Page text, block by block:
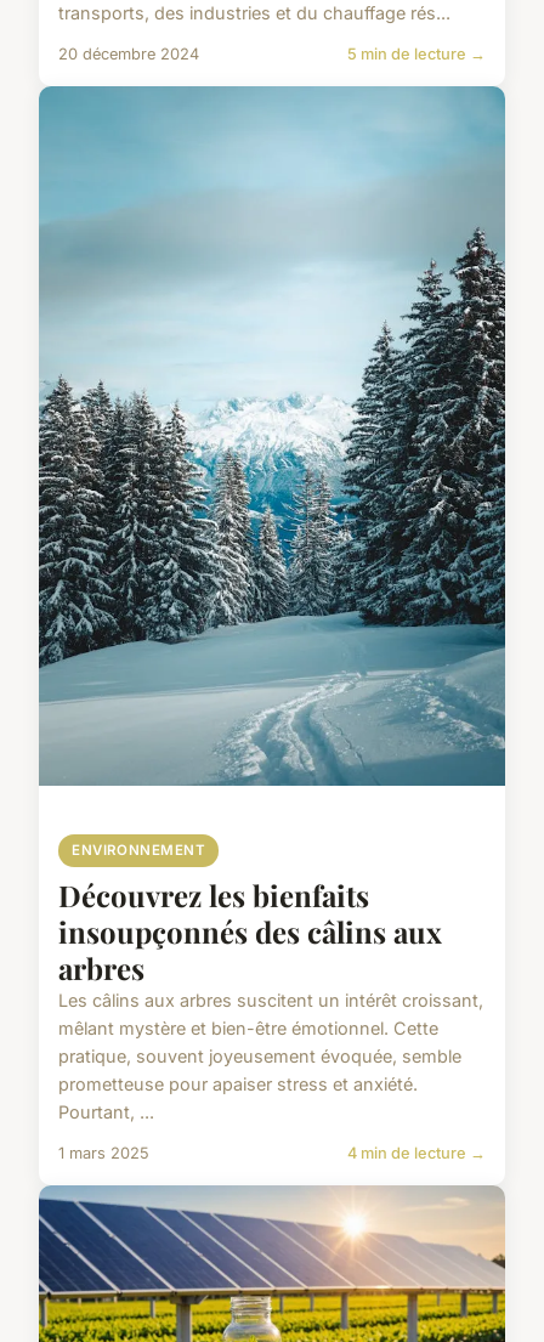
transports, des industries et du chauffage rés...
20 décembre 2024 5 min de lecture →
ENVIRONNEMENT
Découvrez les bienfaits
insoupçonnés des câlins aux
arbres
Les câlins aux arbres suscitent un intérêt croissant,
mêlant mystère et bien-être émotionnel. Cette
pratique, souvent joyeusement évoquée, semble
prometteuse pour apaiser stress et anxiété.
Pourtant, ...
1 mars 2025 4 min de lecture →